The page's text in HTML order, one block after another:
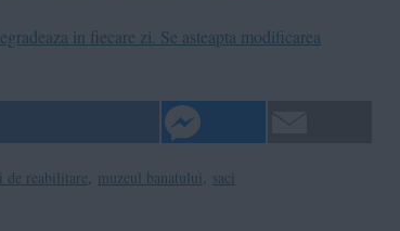
in fiecare zi. Se asteapta modificarea
de reabilitare muzeul banatului saci